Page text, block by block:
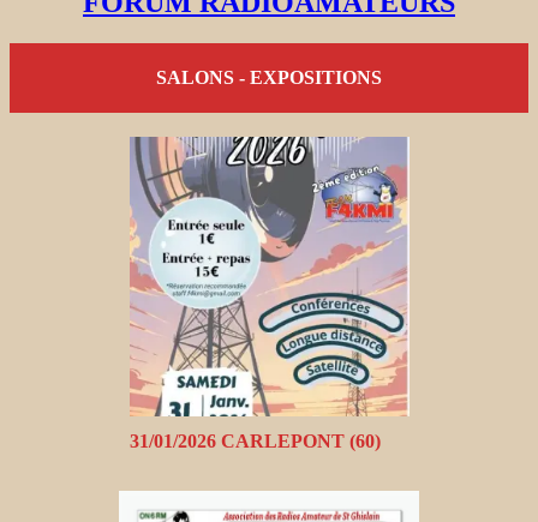
SALONS - EXPOSITIONS
31/01/2026 CARLEPONT (60)